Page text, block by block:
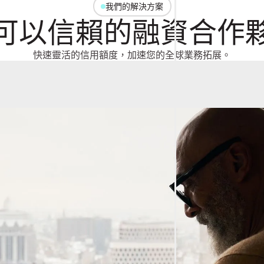
我們的解決方案
以信賴的融資合作
快速靈活的信用額度，加速您的全球業務拓展。